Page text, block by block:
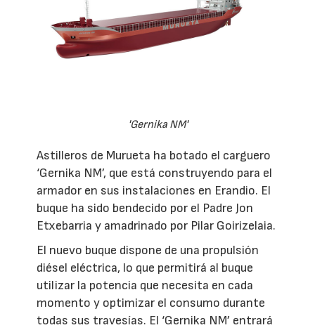
'Gernika NM'
Astilleros de Murueta ha botado el carguero
‘Gernika NM’, que está construyendo para el
armador en sus instalaciones en Erandio. El
buque ha sido bendecido por el Padre Jon
Etxebarria y amadrinado por Pilar Goirizelaia.
El nuevo buque dispone de una propulsión
diésel eléctrica, lo que permitirá al buque
utilizar la potencia que necesita en cada
momento y optimizar el consumo durante
todas sus travesías. El ‘Gernika NM’ entrará